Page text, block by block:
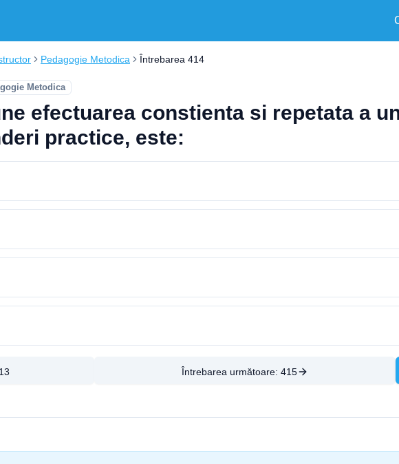
Pedagogie Metodica Întrebarea 414
Metodica
efectuarea constienta si repetata a
practice, este:
Întrebarea următoare: 415